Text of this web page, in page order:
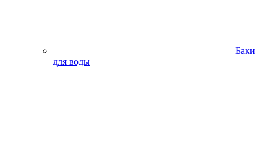
Баки
для воды